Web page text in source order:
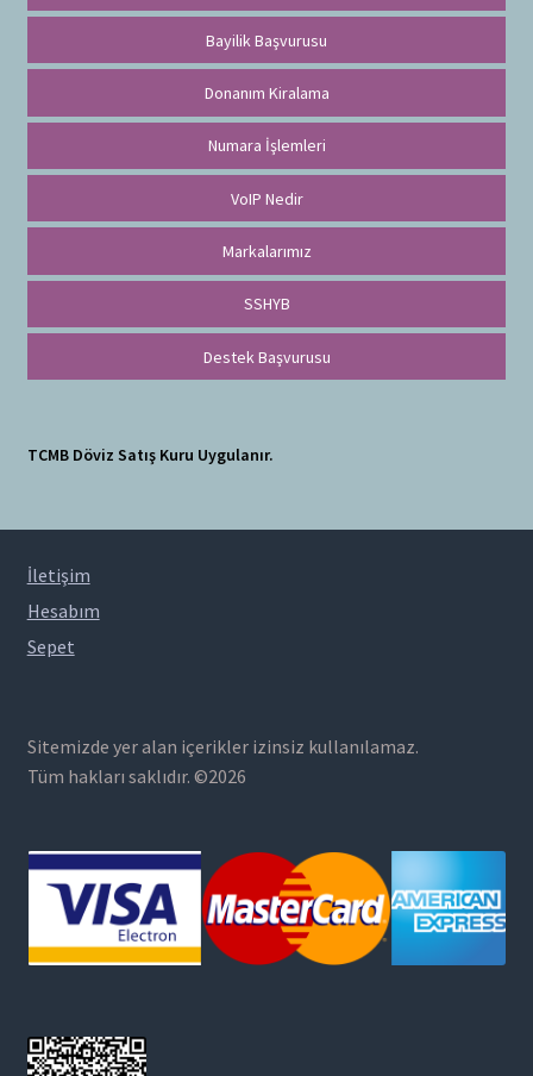
Bayilik Başvurusu
Donanım Kiralama
Numara İşlemleri
VoIP Nedir
Markalarımız
SSHYB
Destek Başvurusu
TCMB Döviz Satış Kuru Uygulanır.
İletişim
Hesabım
Sepet
Sitemizde yer alan içerikler izinsiz kullanılamaz.
Tüm hakları saklıdır. ©2026